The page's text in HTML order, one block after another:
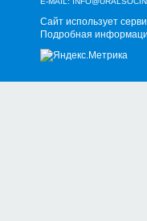
Сайт использует
Подробная